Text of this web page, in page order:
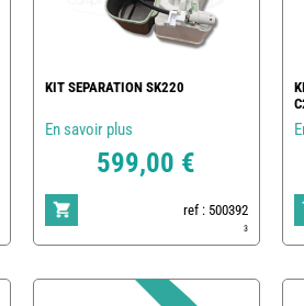
KIT SEPARATION SK220
En savoir plus
599,00 €
ref : 500392
3